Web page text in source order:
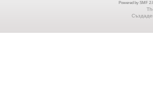
Powered by SMF